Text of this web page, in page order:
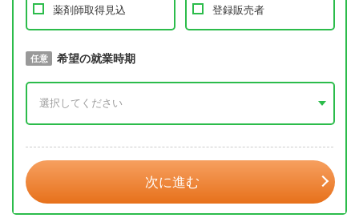
薬剤師取得見込 登録販売者
必須 取得予定年
任意 希望の就業時期
次に進む